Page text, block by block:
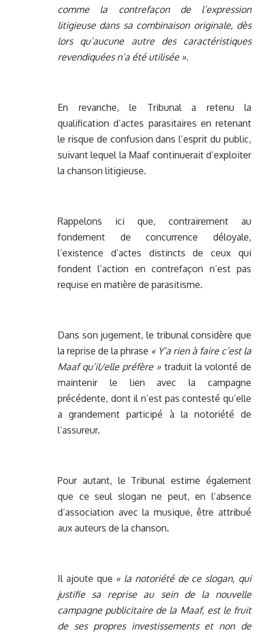
comme la contrefaçon de l’expression
litigieuse dans sa combinaison originale, dès
lors qu’aucune autre des caractéristiques
revendiquées n’a été utilisée ».
En revanche, le Tribunal a retenu la
qualification d’actes parasitaires en retenant
le risque de confusion dans l’esprit du public,
suivant lequel la Maaf continuerait d’exploiter
la chanson litigieuse.
Rappelons ici que, contrairement au
fondement de concurrence déloyale,
l’existence d’actes distincts de ceux qui
fondent l’action en contrefaçon n’est pas
requise en matière de parasitisme.
Dans son jugement, le tribunal considère que
la reprise de la phrase « Y’a rien à faire c’est la
Maaf qu’il/elle préfère » traduit la volonté de
maintenir le lien avec la campagne
précédente, dont il n’est pas contesté qu’elle
a grandement participé à la notoriété de
l’assureur.
Pour autant, le Tribunal estime également
que ce seul slogan ne peut, en l’absence
d’association avec la musique, être attribué
aux auteurs de la chanson.
Il ajoute que « la notoriété de ce slogan, qui
justifie sa reprise au sein de la nouvelle
campagne publicitaire de la Maaf, est le fruit
de ses propres investissements et non de